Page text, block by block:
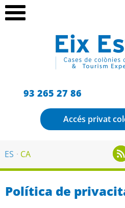
93 265 27 86
Accés privat
ES CA
Política de